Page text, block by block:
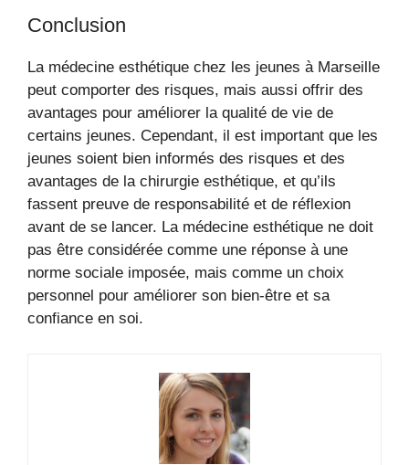
Conclusion
La médecine esthétique chez les jeunes à Marseille
peut comporter des risques, mais aussi offrir des
avantages pour améliorer la qualité de vie de
certains jeunes. Cependant, il est important que les
jeunes soient bien informés des risques et des
avantages de la chirurgie esthétique, et qu’ils
fassent preuve de responsabilité et de réflexion
avant de se lancer. La médecine esthétique ne doit
pas être considérée comme une réponse à une
norme sociale imposée, mais comme un choix
personnel pour améliorer son bien-être et sa
confiance en soi.